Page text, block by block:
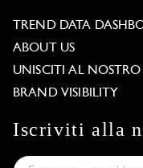
TREND DATA
ABOUT US
UNISCITI AL NOSTRO
BRAND VISIBILITY
Iscriviti alla